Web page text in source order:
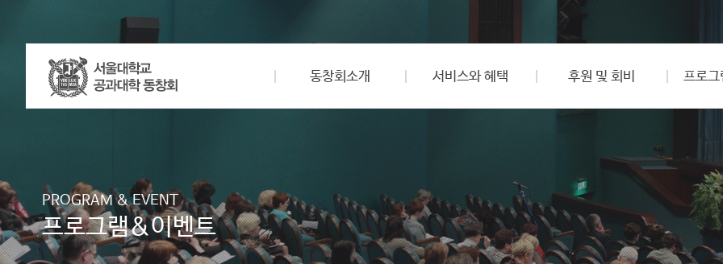
동창회소개 서비스와 혜택 후원 및 회비 프로
PROGRAM & EVENT
프로그램&이벤트